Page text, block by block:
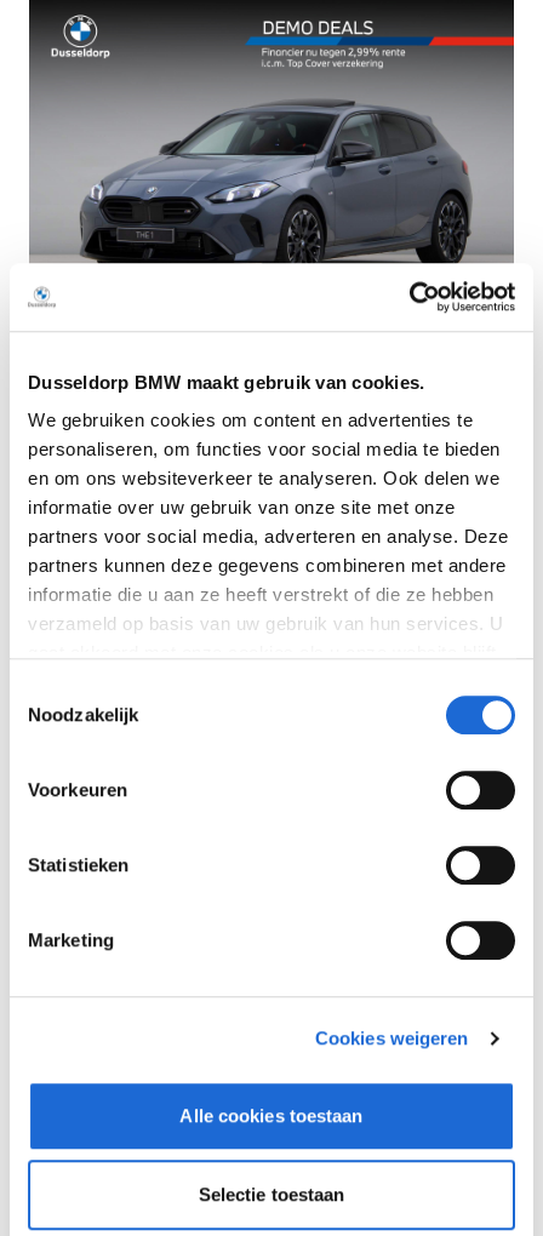
Dusseldorp BMW maakt gebruik van cookies.
We gebruiken cookies om content en advertenties te
personaliseren, om functies voor social media te bieden
en om ons websiteverkeer te analyseren. Ook delen we
informatie over uw gebruik van onze site met onze
partners voor social media, adverteren en analyse. Deze
partners kunnen deze gegevens combineren met andere
informatie die u aan ze heeft verstrekt of die ze hebben
verzameld op basis van uw gebruik van hun services. U
Noodzakelijk
Voorkeuren
Statistieken
Marketing
Cookies weigeren
Alle cookies toestaan
Selectie toestaan
Dusseldorp Deventer
Beschikbaar
BMW 1 Serie
M135 xDrive
2026| 11874km Benzine
€ 74.950
Dusseldorp Alkmaar
Beschikbaar